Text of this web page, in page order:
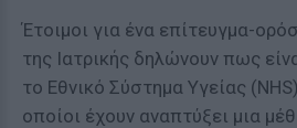
Έτοιμοι για ένα επίτευγμα-
της Ιατρικής δηλώνουν πως
το Εθνικό Σύστημα Υγείας
οποίοι έχουν αναπτύξει μια